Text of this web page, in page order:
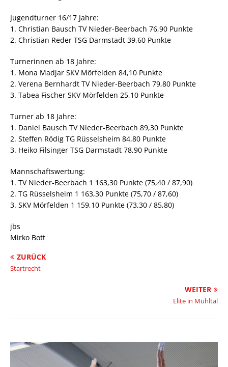
Jugendturner 16/17 Jahre:
1. Christian Bausch TV Nieder-Beerbach 76,90 Punkte
2. Christian Reder TSG Darmstadt 39,60 Punkte
Turnerinnen ab 18 Jahre:
1. Mona Madjar SKV Mörfelden 84,10 Punkte
2. Verena Bernhardt TV Nieder-Beerbach 79,80 Punkte
3. Tabea Fischer SKV Mörfelden 25,10 Punkte
Turner ab 18 Jahre:
1. Daniel Bausch TV Nieder-Beerbach 89,30 Punkte
2. Steffen Rödig TG Rüsselsheim 84,80 Punkte
3. Heiko Filsinger TSG Darmstadt 78,90 Punkte
Mannschaftswertung:
1. TV Nieder-Beerbach 1 163,30 Punkte (75,40 / 87,90)
2. TG Rüsselsheim 1 163,30 Punkte (75,70 / 87,60)
3. SKV Mörfelden 1 159,10 Punkte (73,30 / 85,80)
jbs
Mirko Bott
ZURÜCK
Startrecht
WEITER
Elite in Mühltal